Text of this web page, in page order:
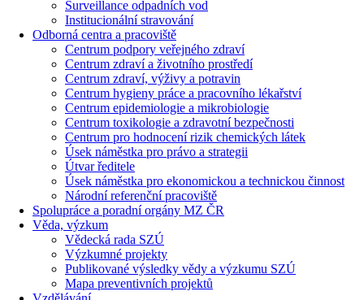
Surveillance odpadních vod
Institucionální stravování
Odborná centra a pracoviště
Centrum podpory veřejného zdraví
Centrum zdraví a životního prostředí
Centrum zdraví, výživy a potravin
Centrum hygieny práce a pracovního lékařství
Centrum epidemiologie a mikrobiologie
Centrum toxikologie a zdravotní bezpečnosti
Centrum pro hodnocení rizik chemických látek
Úsek náměstka pro právo a strategii
Útvar ředitele
Úsek náměstka pro ekonomickou a technickou činnost
Národní referenční pracoviště
Spolupráce a poradní orgány MZ ČR
Věda, výzkum
Vědecká rada SZÚ
Výzkumné projekty
Publikované výsledky vědy a výzkumu SZÚ
Mapa preventivních projektů